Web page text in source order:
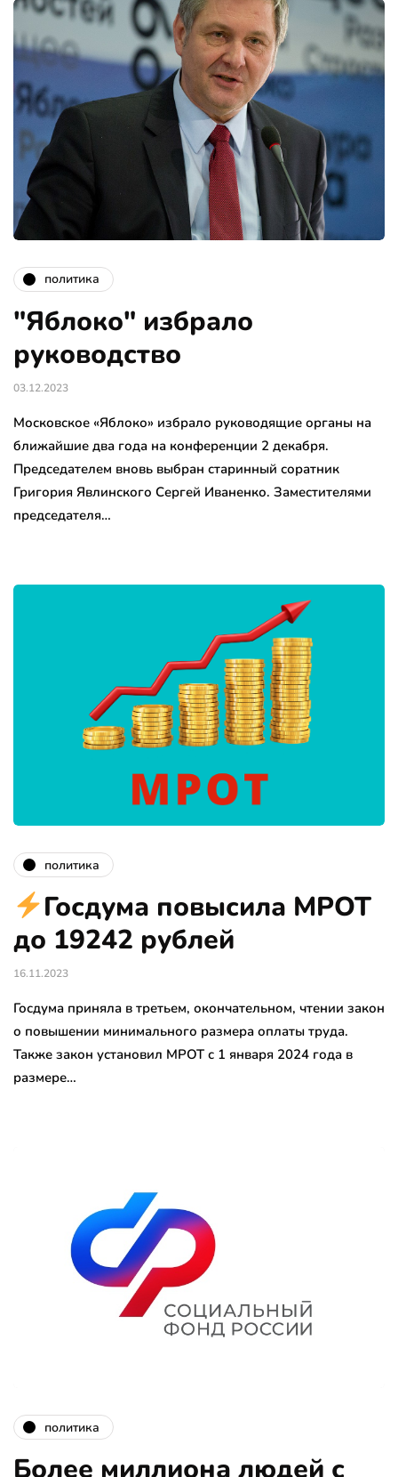
политика
"Яблоко" избрало
руководство
03.12.2023
Московское «Яблоко» избрало руководящие органы на
ближайшие два года на конференции 2 декабря.
Председателем вновь выбран старинный соратник
Григория Явлинского Сергей Иваненко. Заместителями
председателя…
политика
Госдума повысила МРОТ
до 19242 рублей
16.11.2023
Госдума приняла в третьем, окончательном, чтении закон
о повышении минимального размера оплаты труда.
Также закон установил МРОТ с 1 января 2024 года в
размере…
политика
Более миллиона людей с